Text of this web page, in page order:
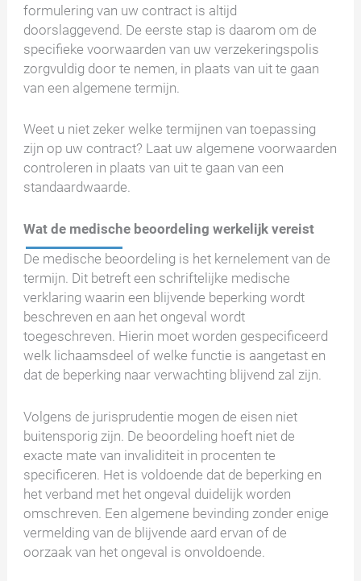
formulering van uw contract is altijd
doorslaggevend. De eerste stap is daarom om de
specifieke voorwaarden van uw verzekeringspolis
zorgvuldig door te nemen, in plaats van uit te gaan
van een algemene termijn.
Weet u niet zeker welke termijnen van toepassing
zijn op uw contract? Laat uw algemene voorwaarden
controleren in plaats van uit te gaan van een
standaardwaarde.
Wat de medische beoordeling werkelijk vereist
De medische beoordeling is het kernelement van de
termijn. Dit betreft een schriftelijke medische
verklaring waarin een blijvende beperking wordt
beschreven en aan het ongeval wordt
toegeschreven. Hierin moet worden gespecificeerd
welk lichaamsdeel of welke functie is aangetast en
dat de beperking naar verwachting blijvend zal zijn.
Volgens de jurisprudentie mogen de eisen niet
buitensporig zijn. De beoordeling hoeft niet de
exacte mate van invaliditeit in procenten te
specificeren. Het is voldoende dat de beperking en
het verband met het ongeval duidelijk worden
omschreven. Een algemene bevinding zonder enige
vermelding van de blijvende aard ervan of de
oorzaak van het ongeval is onvoldoende.